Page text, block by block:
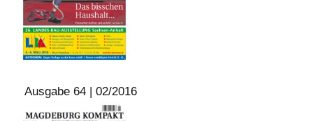
Ausgabe 64 | 02/2016